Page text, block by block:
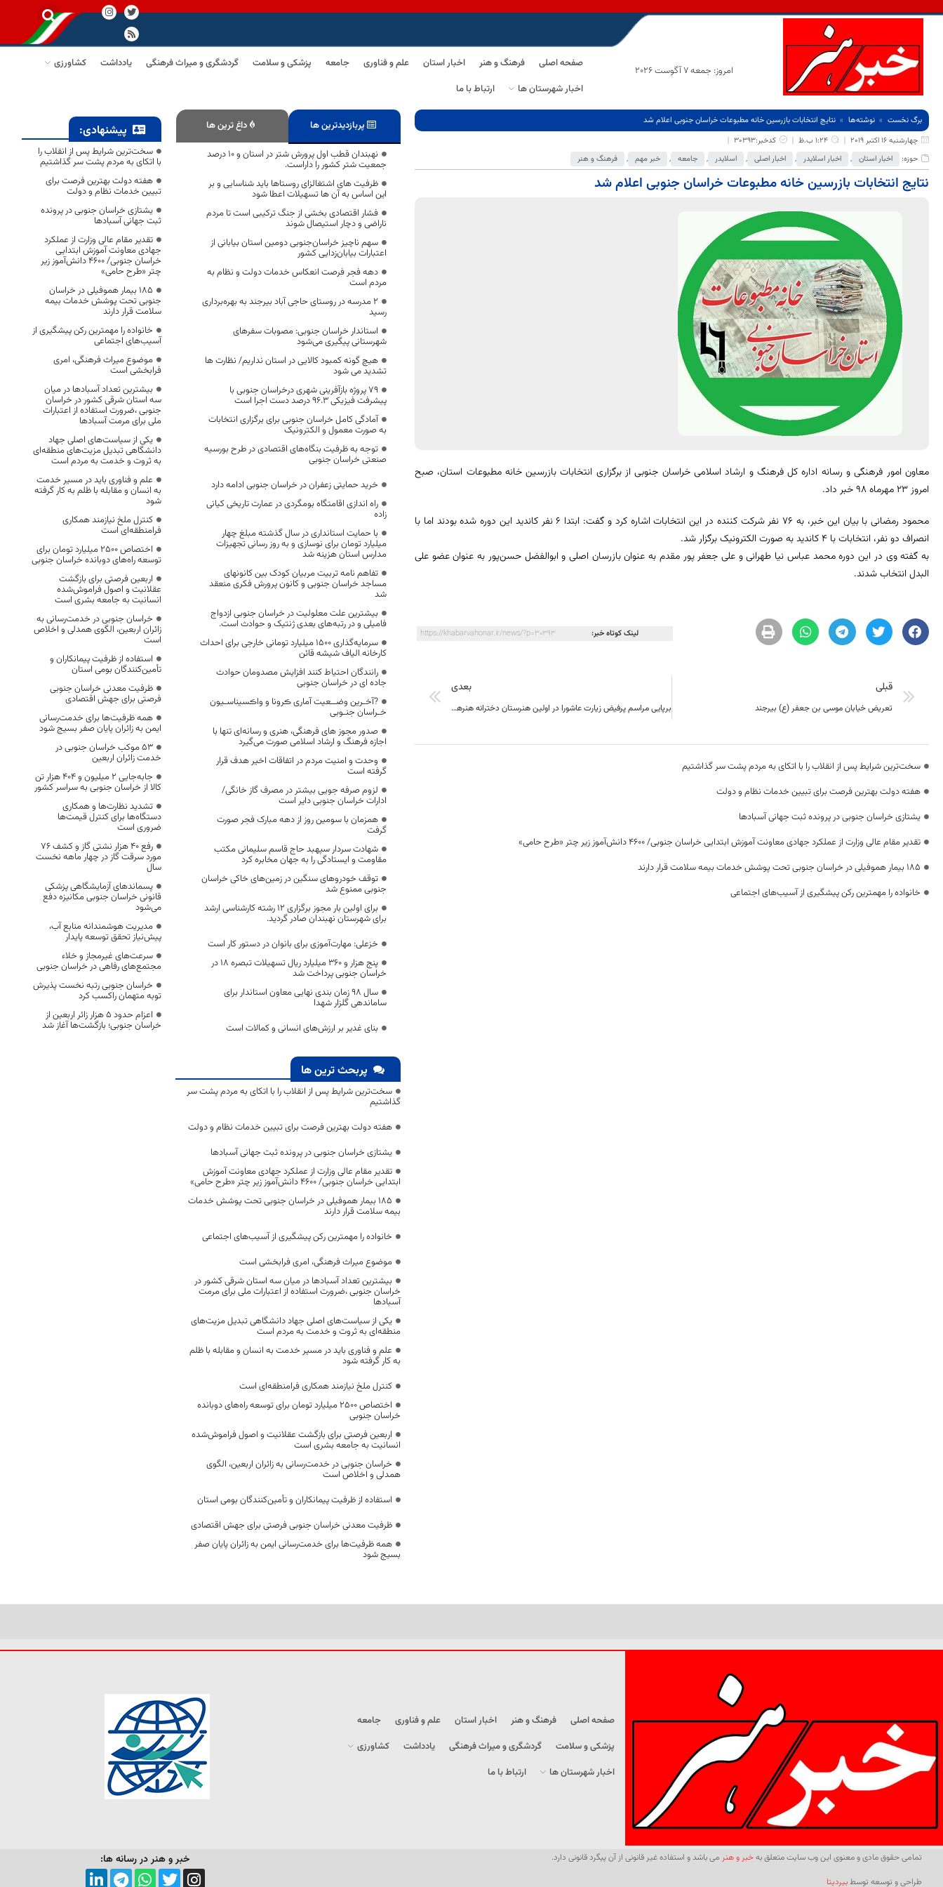
امروز: جمعه 7 آگوست 2026
صفحه اصلی فرهنگ و هنر اخبار استان علم و فناوری جامعه پزشکی و سلامت گردشگری و میراث فرهنگی یادداشت
کشاورزی
اخبار شهرستان ها
ارتباط با ما
برگ نخست نوشته‌ها
نتایج انتخابات بازرسین خانه مطبوعات خراسان جنوبی اعلام شد
چهارشنبه 16 اکتبر 2019
1:24 ب.ظ
کدخبر:30393
حوزه:
اخبار استان , اخبار اسلایدر , اخبار اصلی , اسلایدر , جامعه , خبر مهم , فرهنگ و هنر
نتایج انتخابات بازرسین خانه مطبوعات خراسان جنوبی اعلام شد
معاون امور فرهنگی و رسانه اداره کل فرهنگ و ارشاد اسلامی خراسان جنوبی از برگزاری انتخابات بازرسین خانه مطبوعات استان، صبح
امروز ۲۳ مهرماه ۹۸ خبر داد.
محمود رمضانی با بیان این خبر، به ۷۶ نفر شرکت کننده در این انتخابات اشاره کرد و گفت: ابتدا ۶ نفر کاندید این دوره شده بودند اما با
انصراف دو نفر، انتخابات با ۴ کاندید به صورت الکترونیک برگزار شد.
به گفته وی در این دوره محمد عباس نیا طهرانی و علی جعفر پور مقدم به عنوان بازرسان اصلی و ابوالفضل حسن‌پور به عنوان عضو علی
البدل انتخاب شدند.
لینک کوتاه خبر: https://khabarvahonar.ir/news/?p=30393
قبلی
تعریض خیابان موسی بن جعفر (ع) بیرجند
بعدی
برپایی مراسم پرفیض زیارت عاشورا در اولین هنرستان دخترانه هنرهای زیبای خراسان جنوبی
سخت‌ترین شرایط پس از انقلاب را با اتکای به مردم پشت سر گذاشتیم
هفته دولت بهترین فرصت برای تبیین خدمات نظام و دولت
یشتازی خراسان جنوبی در پرونده ثبت جهانی آسبادها
تقدیر مقام عالی وزارت از عملکرد جهادی معاونت آموزش ابتدایی خراسان جنوبی/ ۴۶۰۰ دانش‌آموز زیر چتر «طرح حامی»
۱۸۵ بیمار هموفیلی در خراسان جنوبی تحت پوشش خدمات بیمه سلامت قرار دارند
خانواده را مهمترین رکن پیشگیری از آسیب‌های اجتماعی
پربازدیدترین ها داغ ترین ها
نهبندان قطب اول پرورش شتر در استان و 10 درصد
جمعیت شتر کشور را داراست.
ظرفیت های اشتغالزای روستاها باید شناسایی و بر
این اساس به آن ها تسهیلات اعطا شود
فشار اقتصادی بخشی از جنگ ترکیبی است تا مردم
ناراضی و دچار استیصال شوند
سهم ناچیز خراسان‌جنوبی دومین استان بیابانی از
اعتبارات بیابان‌زدایی کشور
دهه فجر فرصت انعکاس خدمات دولت و نظام به
مردم است
۲ مدرسه در روستای حاجی آباد بیرجند به بهره‌برداری
رسید
استاندار خراسان‌ جنوبی: مصوبات سفرهای
شهرستانی پیگیری می‌شود
هیچ گونه کمبود کالایی در استان نداریم/ نظارت ها
تشدید می شود
۷۹ پروژه بازآفرینی شهری درخراسان جنوبی با
پیشرفت فیزیکی ۹۶.۳ درصد دست اجرا است
آمادگی کامل خراسان جنوبی برای برگزاری انتخابات
به صورت معمول و الکترونیک
توجه به ظرفیت بنگاه‌های اقتصادی در طرح بورسیه
صنعتی خراسان جنوبی
خرید حمایتی زعفران در خراسان جنوبی ادامه دارد
راه اندازی اقامتگاه بومگردی در عمارت تاریخی کیانی
زاده
با حمایت استانداری در سال گذشته مبلغ چهار
میلیارد تومان برای نوسازی و به روز رسانی تجهیزات
مدارس استان هزینه شد
تفاهم نامه تربیت مربیان کودک بین کانونهای
مساجد خراسان جنوبی و کانون پرورش فکری منعقد
شد
بیشترین علت معلولیت در خراسان جنوبی ازدواج
فامیلی و در رتبه‌های بعدی ژنتیک و حوادث است.
سرمایه‌گذاری ۱۵۰۰ میلیارد تومانی خارجی برای احداث
کارخانه الیاف شیشه قائن
رانندگان احتیاط کنند افزایش مصدومان حوادث
جاده ای در خراسان جنوبی
?آخـرین وضــعیت آماری ڪرونا و واڪسیناسـیون
خـراسان جنـوبی
صدور مجوز های فرهنگی، هنری و رسانه‌ای تنها با
اجازه فرهنگ و ارشاد اسلامی صورت می‌گیرد
وحدت و امنیت مردم در اتفاقات اخیر هدف قرار
گرفته است
لزوم صرفه جویی بیشتر در مصرف گاز خانگی/
ادارات خراسان جنوبی دایر است
همزمان با سومین روز از دهه مبارک فجر صورت
گرفت
شهادت سردار سپهبد حاج قاسم سلیمانی مکتب
مقاومت و ایستادگی را به جهان مخابره کرد
توقف خودروهای سنگین در زمین‌های خاکی خراسان
جنوبی ممنوع شد
برای اولین بار مجوز برگزاری ۱۲ رشته کارشناسی ارشد
برای شهرستان نهبندان صادر گردید.
خزعلی: مهارت‌آموزی برای بانوان در دستور کار است
پنج هزار و ۳۶۰ میلیارد ریال تسهیلات تبصره ۱۸ در
خراسان جنوبی پرداخت شد
سال 98 زمان بندی نهایی معاون استاندار برای
ساماندهی گلزار شهدا
بنای غدیر بر ارزش‌های انسانی و کمالات است
پربحث ترین ها
سخت‌ترین شرایط پس از انقلاب را با اتکای به مردم پشت سر
گذاشتیم
هفته دولت بهترین فرصت برای تبیین خدمات نظام و دولت
یشتازی خراسان جنوبی در پرونده ثبت جهانی آسبادها
تقدیر مقام عالی وزارت از عملکرد جهادی معاونت آموزش
ابتدایی خراسان جنوبی/ ۴۶۰۰ دانش‌آموز زیر چتر «طرح حامی»
۱۸۵ بیمار هموفیلی در خراسان جنوبی تحت پوشش خدمات
بیمه سلامت قرار دارند
خانواده را مهمترین رکن پیشگیری از آسیب‌های اجتماعی
موضوع میراث فرهنگی، امری فرابخشی است
بیشترین تعداد آسبادها در میان سه استان شرقی کشور در
خراسان جنوبی ،ضرورت استفاده از اعتبارات ملی برای مرمت
آسبادها
یکی از سیاست‌های اصلی جهاد دانشگاهی تبدیل مزیت‌های
منطقه‌ای به ثروت و خدمت به مردم است
علم و فناوری باید در مسیر خدمت به انسان و مقابله با ظلم
به کار گرفته شود
کنترل ملخ نیازمند همکاری فرامنطقه‌ای است
اختصاص 2500 میلیارد تومان برای توسعه راه‌های دوبانده
خراسان جنوبی
اربعین فرصتی برای بازگشت عقلانیت و اصول فراموش‌شده
انسانیت به جامعه بشری است
خراسان جنوبی در خدمت‌رسانی به زائران اربعین، الگوی
همدلی و اخلاص است
استفاده از ظرفیت پیمانکاران و تأمین‌کنندگان بومی استان
ظرفیت معدنی خراسان جنوبی فرصتی برای جهش اقتصادی
همه ظرفیت‌ها برای خدمت‌رسانی ایمن به زائران پایان صفر
بسیج شود
پیشنهادی:
سخت‌ترین شرایط پس از انقلاب را
با اتکای به مردم پشت سر گذاشتیم
هفته دولت بهترین فرصت برای
تبیین خدمات نظام و دولت
یشتازی خراسان جنوبی در پرونده
ثبت جهانی آسبادها
تقدیر مقام عالی وزارت از عملکرد
جهادی معاونت آموزش ابتدایی
خراسان جنوبی/ ۴۶۰۰ دانش‌آموز زیر
چتر «طرح حامی»
۱۸۵ بیمار هموفیلی در خراسان
جنوبی تحت پوشش خدمات بیمه
سلامت قرار دارند
خانواده را مهمترین رکن پیشگیری از
آسیب‌های اجتماعی
موضوع میراث فرهنگی، امری
فرابخشی است
بیشترین تعداد آسبادها در میان
سه استان شرقی کشور در خراسان
جنوبی ،ضرورت استفاده از اعتبارات
ملی برای مرمت آسبادها
یکی از سیاست‌های اصلی جهاد
دانشگاهی تبدیل مزیت‌های منطقه‌ای
به ثروت و خدمت به مردم است
علم و فناوری باید در مسیر خدمت
به انسان و مقابله با ظلم به کار گرفته
شود
کنترل ملخ نیازمند همکاری
فرامنطقه‌ای است
اختصاص 2500 میلیارد تومان برای
توسعه راه‌های دوبانده خراسان جنوبی
اربعین فرصتی برای بازگشت
عقلانیت و اصول فراموش‌شده
انسانیت به جامعه بشری است
خراسان جنوبی در خدمت‌رسانی به
زائران اربعین، الگوی همدلی و اخلاص
است
استفاده از ظرفیت پیمانکاران و
تأمین‌کنندگان بومی استان
ظرفیت معدنی خراسان جنوبی
فرصتی برای جهش اقتصادی
همه ظرفیت‌ها برای خدمت‌رسانی
ایمن به زائران پایان صفر بسیج شود
53 موکب خراسان جنوبی در
خدمت زائران اربعین
جابه‌جایی 2 میلیون و 404 هزار تن
کالا از خراسان جنوبی به سراسر کشور
تشدید نظارت‌ها و همکاری
دستگاه‌ها برای کنترل قیمت‌ها
ضروری است
رفع 40 هزار نشتی گاز و کشف 76
مورد سرقت گاز در چهار ماهه نخست
سال
پسماندهای آزمایشگاهی پزشکی
قانونی خراسان جنوبی مکانیزه دفع
می‌شود
مدیریت هوشمندانه منابع آب،
پیش‌نیاز تحقق توسعه پایدار
سرعت‌های غیرمجاز و خلاء
مجتمع‌های رفاهی در خراسان جنوبی
خراسان جنوبی رتبه نخست پذیرش
توبه متهمان راکسب کرد
اعزام حدود 5 هزار زائر اربعین از
خراسان جنوبی؛ بازگشت‌ها آغاز شد
صفحه اصلی فرهنگ و هنر اخبار استان علم و فناوری
جامعه
پزشکی و سلامت
گردشگری و میراث فرهنگی یادداشت
کشاورزی
اخبار شهرستان ها
ارتباط با ما
تمامی حقوق مادی و معنوی این وب سایت متعلق بهخبر و هنر می باشد و استفاده غیر قانونی از آن پیگرد قانونی دارد.
طراحی و توسعه توسطبیردیتا
خبر و هنر در رسانه ها: